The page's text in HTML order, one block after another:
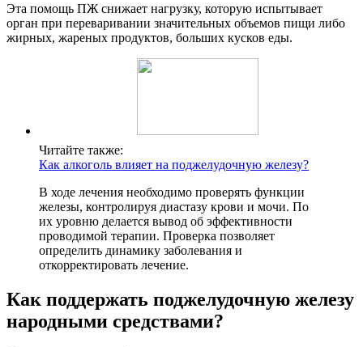
Эта помощь ПЖ снижает нагрузку, которую испытывает
орган при переваривании значительных объемов пищи либо
жирных, жареных продуктов, больших кусков еды.
Читайте также:
Как алкоголь влияет на поджелудочную железу?
В ходе лечения необходимо проверять функции
железы, контролируя диастазу крови и мочи. По
их уровню делается вывод об эффективности
проводимой терапии. Проверка позволяет
определить динамику заболевания и
откорректировать лечение.
Как поддержать поджелудочную железу
народными средствами?